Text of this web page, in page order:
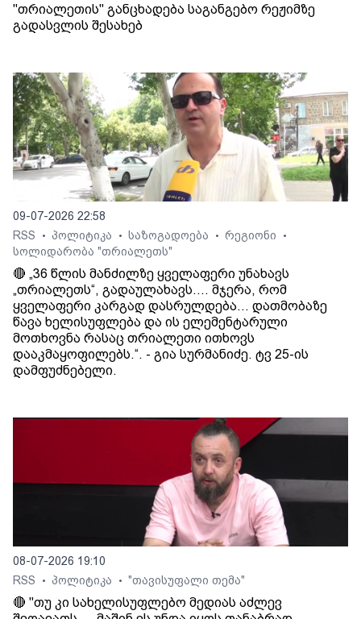
"თრიალეთის" განცხადება საგანგებო რეჟიმზე
გადასვლის შესახებ
09-07-2026 22:58
RSS
• პოლიტიკა • საზოგადოება • რეგიონი •
სოლიდარობა "თრიალეთს"
🔴 „36 წლის მანძილზე ყველაფერი უნახავს
„თრიალეთს“, გადაულახავს.... მჯერა, რომ
ყველაფერი კარგად დასრულდება... დათმობაზე
წავა ხელისუფლება და ის ელემენტარული
მოთხოვნა რასაც თრიალეთი ითხოვს
დააკმაყოფილებს.“. - გია სურმანიძე. ტვ 25-ის
დამფუძნებელი.
08-07-2026 19:10
RSS
• პოლიტიკა • "თავისუფალი თემა"
🔴 "თუ კი სახელისუფლებო მედიას აძლევ